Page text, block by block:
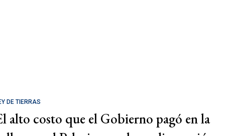
DE TIERRAS
alto costo que el Gobierno pagó en la